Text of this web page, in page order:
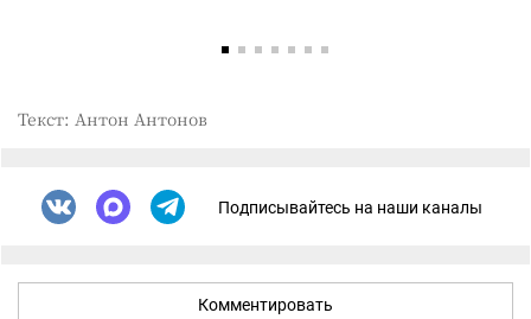
Текст: Антон Антонов
Подписывайтесь на наши каналы
Комментировать